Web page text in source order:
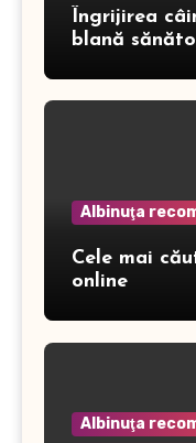
Îngrijirea
blană
Albinuţa
Cele mai
online
Albinuţa